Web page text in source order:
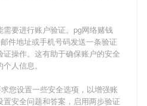
要进行账户验证。 pg网络赌钱
件地址或手机号码发送一条验证
操作。这有助于确保账户的安全
人信息。
您设置一些安全选项，以增强账
安全问题和答案，启用两步验证